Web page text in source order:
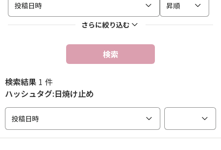
投稿日時
昇順
さらに絞り込む
検索
検索結果 1 件
ハッシュタグ:日焼け止め
投稿日時